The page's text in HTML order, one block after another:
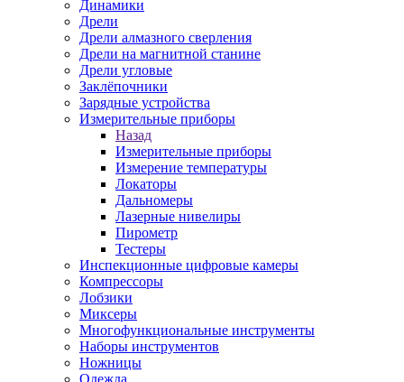
Динамики
Дрели
Дрели алмазного сверления
Дрели на магнитной станине
Дрели угловые
Заклёпочники
Зарядные устройства
Измерительные приборы
Назад
Измерительные приборы
Измерение температуры
Локаторы
Дальномеры
Лазерные нивелиры
Пирометр
Тестеры
Инспекционные цифровые камеры
Компрессоры
Лобзики
Миксеры
Многофункциональные инструменты
Наборы инструментов
Ножницы
Одежда